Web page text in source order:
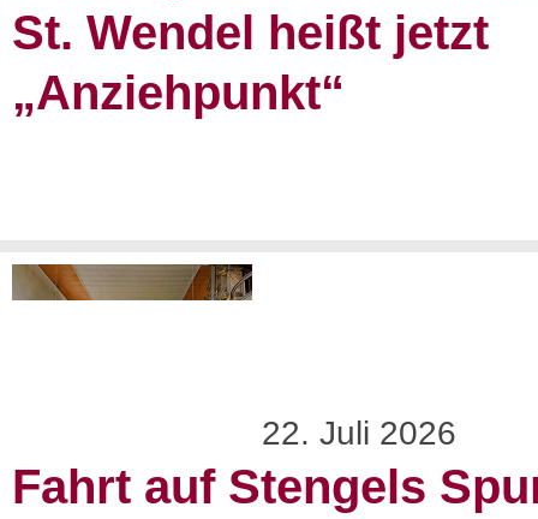
St. Wendel heißt jetzt
„Anziehpunkt“
22. Juli 2026
Fahrt auf Stengels